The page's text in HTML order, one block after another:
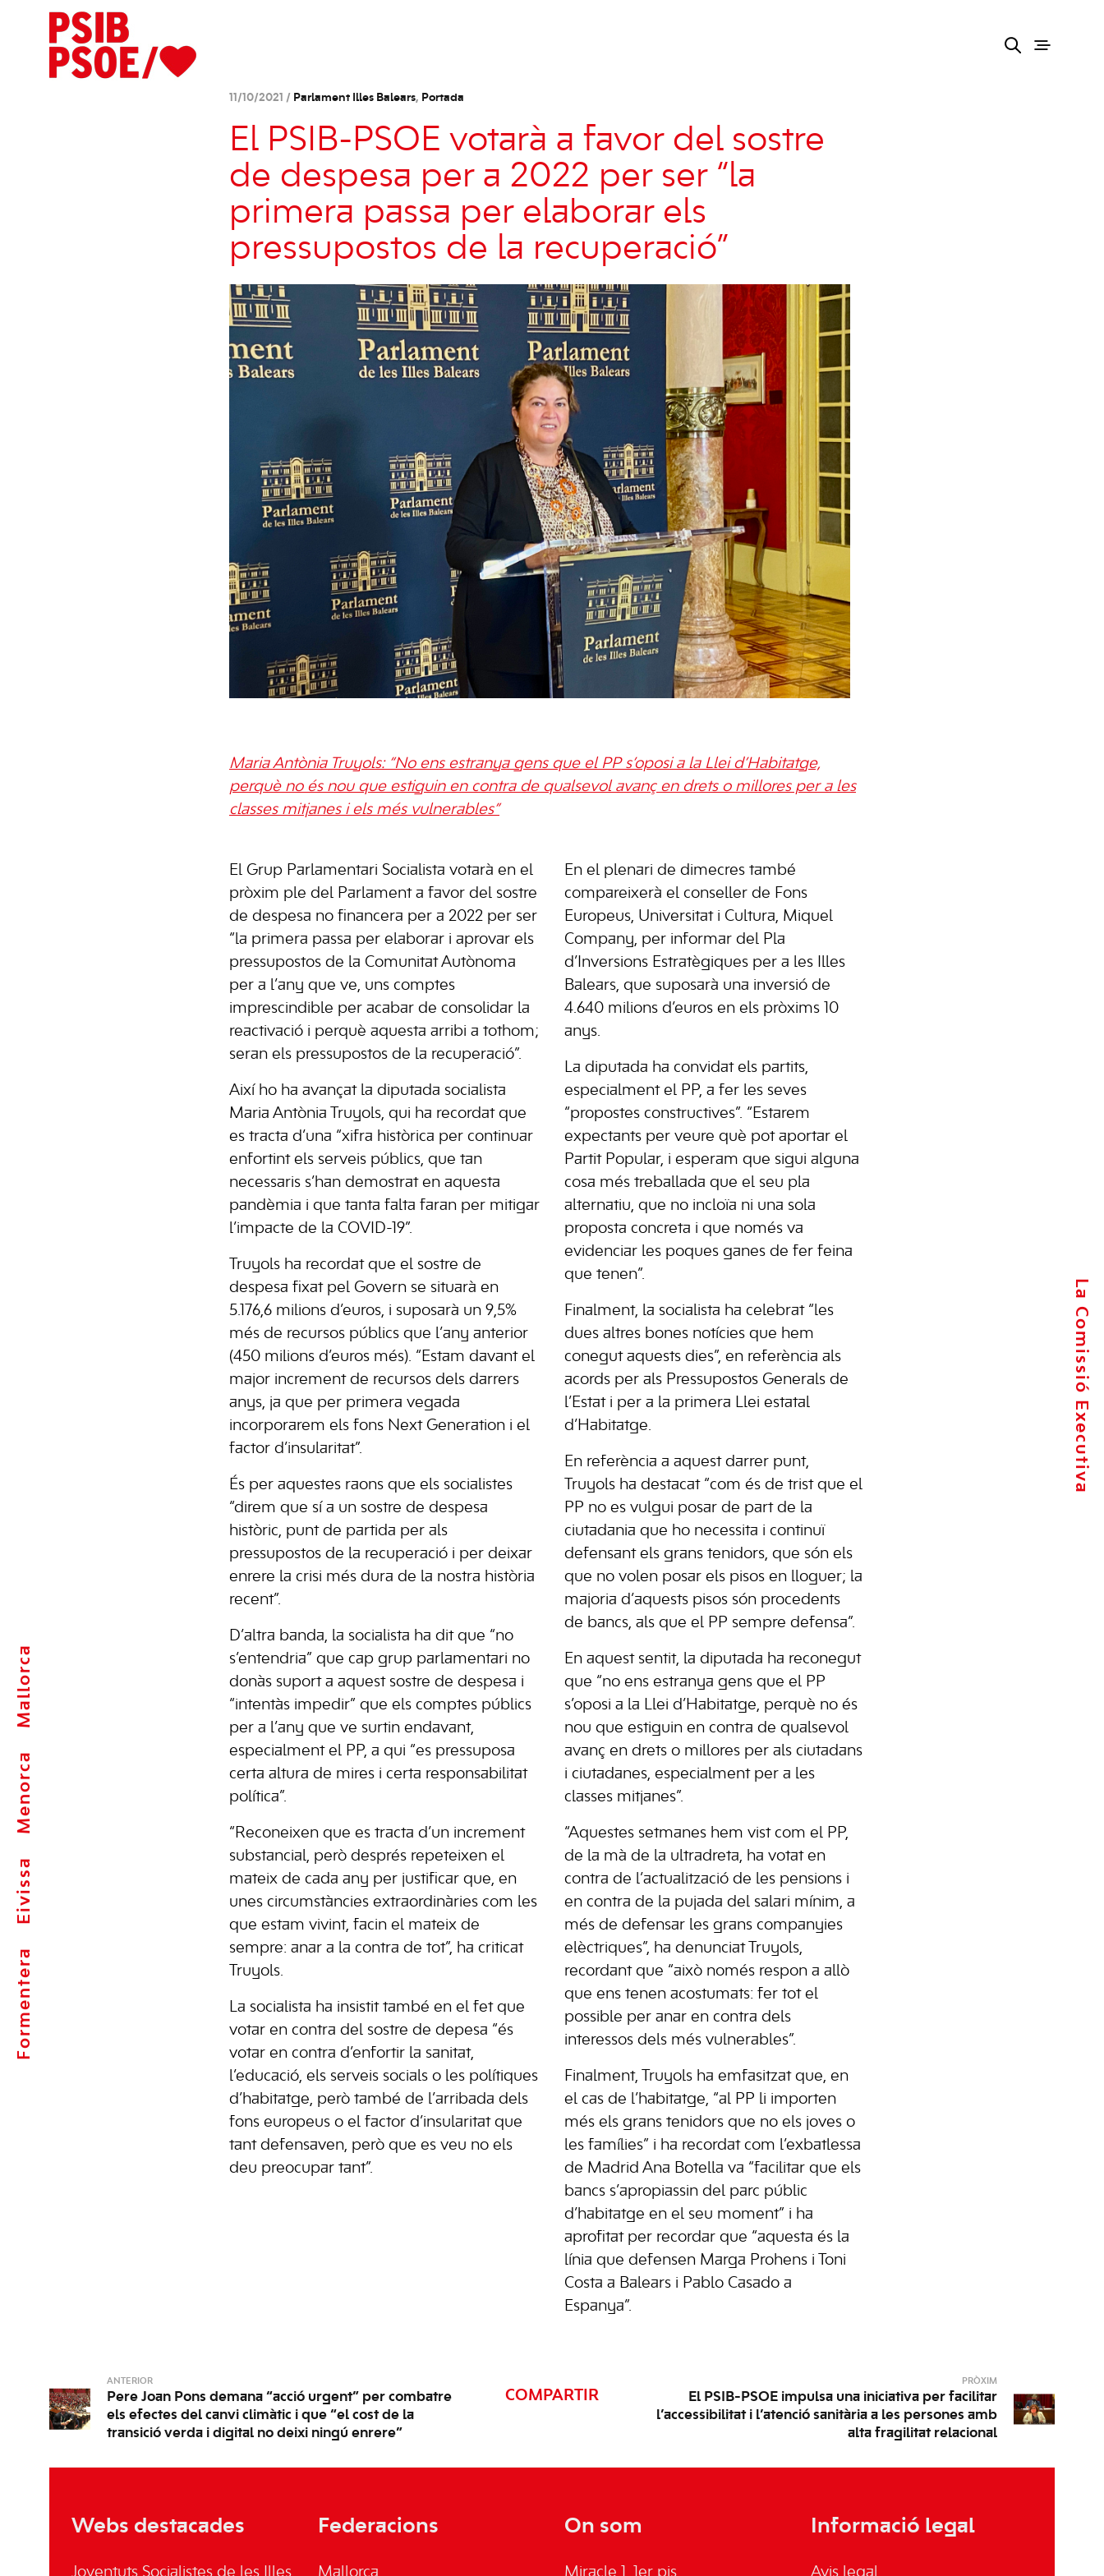
Formentera
Eivissa
Menorca
Mallorca
La Comissió Executiva
11/10/2021 / Parlament Illes Balears, Portada
El PSIB-PSOE votarà a favor del sostre
de despesa per a 2022 per ser “la
primera passa per elaborar els
pressupostos de la recuperació”
Maria Antònia Truyols: “No ens estranya gens que el PP s’oposi a la Llei d’Habitatge,
perquè no és nou que estiguin en contra de qualsevol avanç en drets o millores per a les
classes mitjanes i els més vulnerables”
El Grup Parlamentari Socialista votarà en el
pròxim ple del Parlament a favor del sostre
de despesa no financera per a 2022 per ser
“la primera passa per elaborar i aprovar els
pressupostos de la Comunitat Autònoma
per a l’any que ve, uns comptes
imprescindible per acabar de consolidar la
reactivació i perquè aquesta arribi a tothom;
seran els pressupostos de la recuperació”.
Així ho ha avançat la diputada socialista
Maria Antònia Truyols, qui ha recordat que
es tracta d’una “xifra històrica per continuar
enfortint els serveis públics, que tan
necessaris s’han demostrat en aquesta
pandèmia i que tanta falta faran per mitigar
l’impacte de la COVID-19”.
Truyols ha recordat que el sostre de
despesa fixat pel Govern se situarà en
5.176,6 milions d’euros, i suposarà un 9,5%
més de recursos públics que l’any anterior
(450 milions d’euros més). “Estam davant el
major increment de recursos dels darrers
anys, ja que per primera vegada
incorporarem els fons Next Generation i el
factor d’insularitat”.
És per aquestes raons que els socialistes
“direm que sí a un sostre de despesa
històric, punt de partida per als
pressupostos de la recuperació i per deixar
enrere la crisi més dura de la nostra història
recent”.
D’altra banda, la socialista ha dit que “no
s’entendria” que cap grup parlamentari no
donàs suport a aquest sostre de despesa i
“intentàs impedir” que els comptes públics
per a l’any que ve surtin endavant,
especialment el PP, a qui “es pressuposa
certa altura de mires i certa responsabilitat
política”.
“Reconeixen que es tracta d’un increment
substancial, però després repeteixen el
mateix de cada any per justificar que, en
unes circumstàncies extraordinàries com les
que estam vivint, facin el mateix de
sempre: anar a la contra de tot”, ha criticat
Truyols.
La socialista ha insistit també en el fet que
votar en contra del sostre de depesa “és
votar en contra d’enfortir la sanitat,
l’educació, els serveis socials o les polítiques
d’habitatge, però també de l’arribada dels
fons europeus o el factor d’insularitat que
tant defensaven, però que es veu no els
deu preocupar tant”.
En el plenari de dimecres també
compareixerà el conseller de Fons
Europeus, Universitat i Cultura, Miquel
Company, per informar del Pla
d’Inversions Estratègiques per a les Illes
Balears, que suposarà una inversió de
4.640 milions d’euros en els pròxims 10
anys.
La diputada ha convidat els partits,
especialment el PP, a fer les seves
“propostes constructives”. “Estarem
expectants per veure què pot aportar el
Partit Popular, i esperam que sigui alguna
cosa més treballada que el seu pla
alternatiu, que no incloïa ni una sola
proposta concreta i que només va
evidenciar les poques ganes de fer feina
que tenen”.
Finalment, la socialista ha celebrat “les
dues altres bones notícies que hem
conegut aquests dies”, en referència als
acords per als Pressupostos Generals de
l’Estat i per a la primera Llei estatal
d’Habitatge.
En referència a aquest darrer punt,
Truyols ha destacat “com és de trist que el
PP no es vulgui posar de part de la
ciutadania que ho necessita i continuï
defensant els grans tenidors, que són els
que no volen posar els pisos en lloguer; la
majoria d’aquests pisos són procedents
de bancs, als que el PP sempre defensa”.
En aquest sentit, la diputada ha reconegut
que “no ens estranya gens que el PP
s’oposi a la Llei d’Habitatge, perquè no és
nou que estiguin en contra de qualsevol
avanç en drets o millores per als ciutadans
i ciutadanes, especialment per a les
classes mitjanes”.
“Aquestes setmanes hem vist com el PP,
de la mà de la ultradreta, ha votat en
contra de l’actualització de les pensions i
en contra de la pujada del salari mínim, a
més de defensar les grans companyies
elèctriques”, ha denunciat Truyols,
recordant que “això només respon a allò
que ens tenen acostumats: fer tot el
possible per anar en contra dels
interessos dels més vulnerables”.
Finalment, Truyols ha emfasitzat que, en
el cas de l’habitatge, “al PP li importen
més els grans tenidors que no els joves o
les famílies” i ha recordat com l’exbatlessa
de Madrid Ana Botella va “facilitar que els
bancs s’apropiassin del parc públic
d’habitatge en el seu moment” i ha
aprofitat per recordar que “aquesta és la
línia que defensen Marga Prohens i Toni
Costa a Balears i Pablo Casado a
Espanya”.
ANTERIOR
Pere Joan Pons demana “acció urgent” per combatre
els efectes del canvi climàtic i que “el cost de la
transició verda i digital no deixi ningú enrere”
COMPARTIR
PRÒXIM
El PSIB-PSOE impulsa una iniciativa per facilitar
l’accessibilitat i l’atenció sanitària a les persones amb
alta fragilitat relacional
Webs destacades
Joventuts Socialistes de les Illes
Federacions
Mallorca
On som
Miracle 1, 1er pis
Informació legal
Avis legal